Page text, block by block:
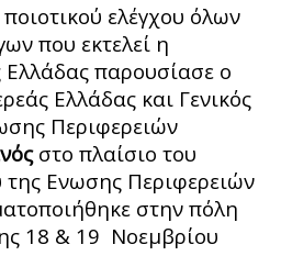
ελέγχου όλων
που εκτελεί η
Ελλάδας παρουσίασε ο
Ελλάδας και Γενικός
Περιφερειών
στο πλαίσιο του
της Ενωσης Περιφερειών
στην πόλη
18 & 19 Νοεμβρίου